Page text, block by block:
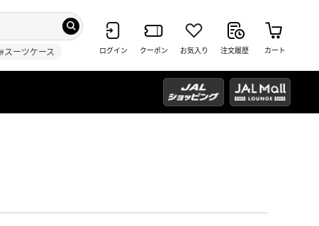
#スーツケース ログイン クーポン お気入り 注文履歴 カート